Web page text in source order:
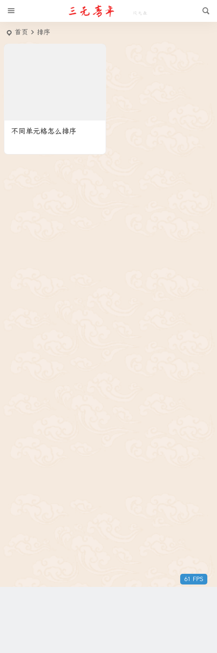
首页 排序
不同单元格怎么排序
61 FPS